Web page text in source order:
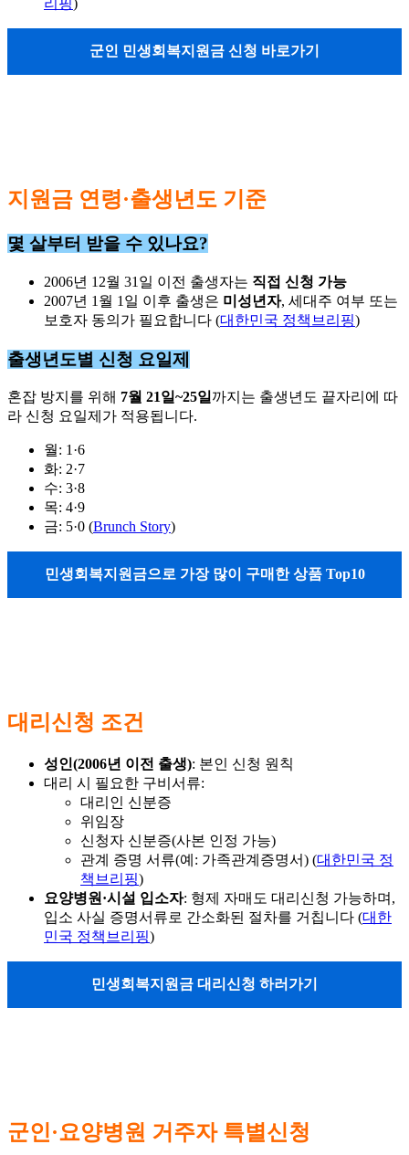
리핑 )
군인 민생회복지원금 신청 바로가기
지원금 연령·출생년도 기준
몇 살부터 받을 수 있나요?
2006년 12월 31일 이전 출생자는 직접 신청 가능
2007년 1월 1일 이후 출생은 미성년자, 세대주 여부 또는
보호자 동의가 필요합니다 (대한민국 정책브리핑)
출생년도별 신청 요일제
혼잡 방지를 위해 7월 21일~25일 까지는 출생년도 끝자리에 따
라 신청 요일제가 적용됩니다.
월: 1·6
화: 2·7
수: 3·8
목: 4·9
금: 5·0 (Brunch Story)
민생회복지원금으로 가장 많이 구매한 상품 Top10
대리신청 조건
성인(2006년 이전 출생): 본인 신청 원칙
대리 시 필요한 구비서류:
대리인 신분증
위임장
신청자 신분증(사본 인정 가능)
관계 증명 서류(예: 가족관계증명서) (대한민국 정
책브리핑)
요양병원·시설 입소자: 형제 자매도 대리신청 가능하며,
입소 사실 증명서류로 간소화된 절차를 거칩니다 (대한
민국 정책브리핑)
민생회복지원금 대리신청 하러가기
군인·요양병원 거주자 특별신청